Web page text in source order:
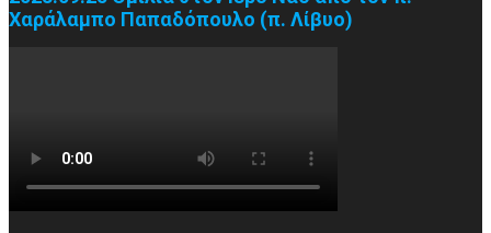
Χαράλαμπο Παπαδόπουλο (π. Λίβυο)